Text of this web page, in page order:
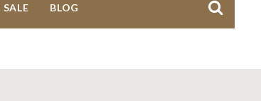
SALE BLOG